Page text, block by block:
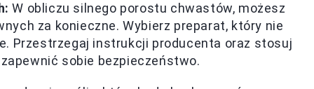
W obliczu silnego porostu chwastów, możesz
za konieczne. Wybierz preparat, który nie
Przestrzegaj instrukcji producenta oraz stosuj
sobie bezpieczeństwo.